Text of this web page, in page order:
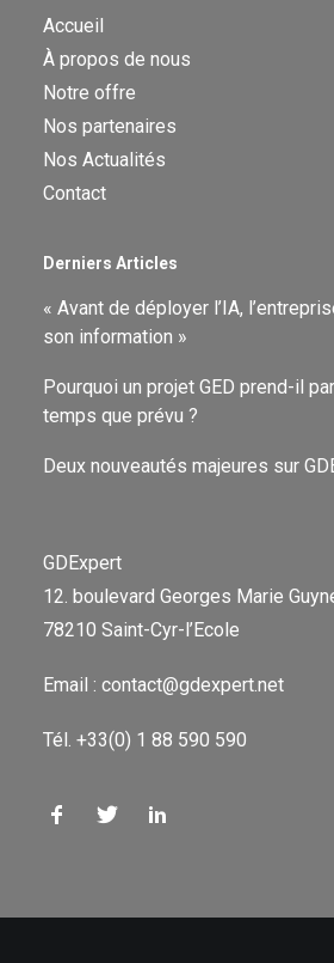
Accueil
À propos de nous
Notre offre
Nos partenaires
Nos Actualités
Contact
Derniers Articles
« Avant de déployer l’IA,
son information »
Pourquoi un projet GED prend-il
temps que prévu ?
Deux nouveautés majeures sur
GDExpert
12. boulevard Georges Marie
78210 Saint-Cyr-l’Ecole
Email : contact@gdexpert.net
Tél. +33(0) 1 88 590 590